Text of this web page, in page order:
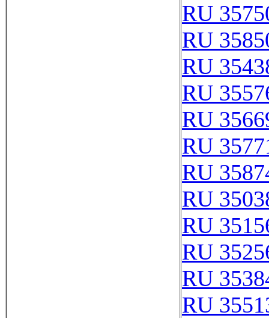
RU
RU
RU
RU
RU
RU
RU
RU
RU
RU
RU
RU